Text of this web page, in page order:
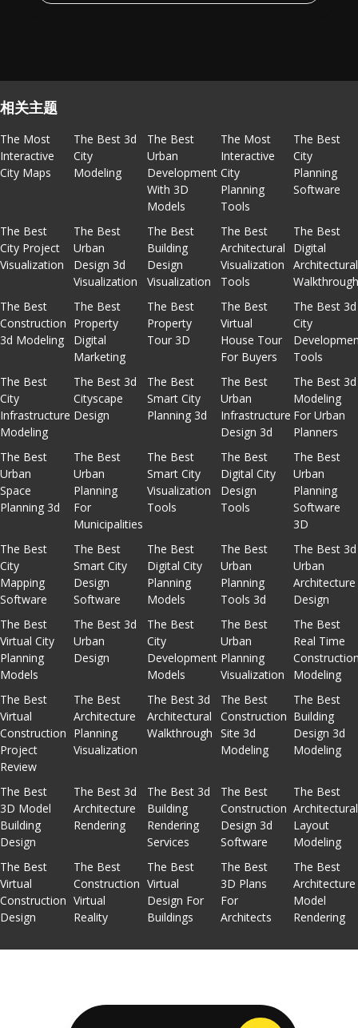
相关主题
The Most
Interactive
City Maps
The Best 3d
City
Modeling
The Best
Urban
Development
With 3D
Models
The Most
Interactive
City
Planning
Tools
The Best
City
Planning
Software
The Best
City Project
Visualization
The Best
Urban
Design 3d
Visualization
The Best
Building
Design
Visualization
The Best
Architectural
Visualization
Tools
The Best
Digital
Architectural
The Best
Construction
3d Modeling
The Best
Property
Digital
Marketing
The Best
Property
Tour 3D
The Best
Virtual
House Tour
For Buyers
The Best 3d
City
Tools
The Best
City
Infrastructure
Modeling
The Best 3d
Cityscape
Design
The Best
Smart City
Planning 3d
The Best
Urban
Infrastructure
Design 3d
The Best 3d
Modeling
For Urban
Planners
The Best
Urban
Space
Planning 3d
The Best
Urban
Planning
For
Municipalities
The Best
Smart City
Visualization
Tools
The Best
Digital City
Design
Tools
The Best
Urban
Planning
Software
3D
The Best
City
Mapping
Software
The Best
Smart City
Design
Software
The Best
Digital City
Planning
Models
The Best
Urban
Planning
Tools 3d
The Best 3d
Urban
Architecture
Design
The Best
Virtual City
Planning
Models
The Best 3d
Urban
Design
The Best
City
Development
Models
The Best
Urban
Planning
Visualization
The Best
Real Time
Modeling
The Best
Virtual
Construction
Project
Review
The Best
Architecture
Planning
Visualization
The Best 3d
Architectural
Walkthrough
The Best
Construction
Site 3d
Modeling
The Best
Building
Design 3d
Modeling
The Best
3D Model
Building
Design
The Best 3d
Architecture
Rendering
The Best 3d
Building
Rendering
Services
The Best
Construction
Design 3d
Software
The Best
Architectural
Layout
Modeling
The Best
Virtual
Construction
Design
The Best
Construction
Virtual
Reality
The Best
Virtual
Design For
Buildings
The Best
3D Plans
For
Architects
The Best
Architecture
Model
Rendering